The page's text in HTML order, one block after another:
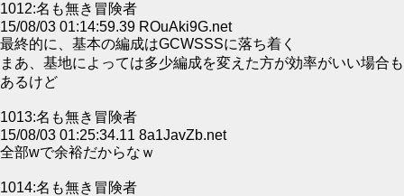
1012:名も無き冒険者
15/08/03 01:14:59.39 ROuAki9G.net
最終的に、基本の編成はGCWSSSに落ち着く
まあ、基地によっては多少編成を変えた方が効率がいい場合も
あるけど
1013:名も無き冒険者
15/08/03 01:25:34.11 8a1JavZb.net
全部wで余裕だからなｗ
1014:名も無き冒険者